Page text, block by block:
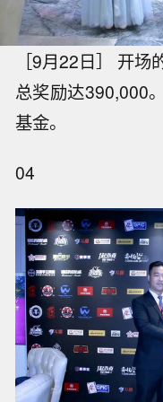
［9月22日］ 开场
总奖励达390,000
基金。
04